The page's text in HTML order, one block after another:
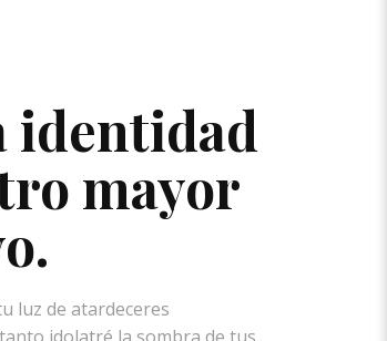
identidad
mayor
luz de atardeceres